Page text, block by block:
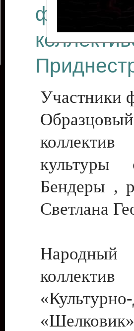
Участники
культуры
Бендеры ,
Светлана
Народный